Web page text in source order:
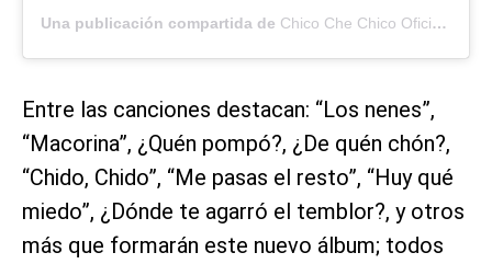
Una publicación compartida de Chico Che Chico Oficial
Entre las canciones destacan: “Los nenes”,
“Macorina”, ¿Quén pompó?, ¿De quén chón?,
“Chido, Chido”, “Me pasas el resto”, “Huy qué
miedo”, ¿Dónde te agarró el temblor?, y otros
más que formarán este nuevo álbum; todos